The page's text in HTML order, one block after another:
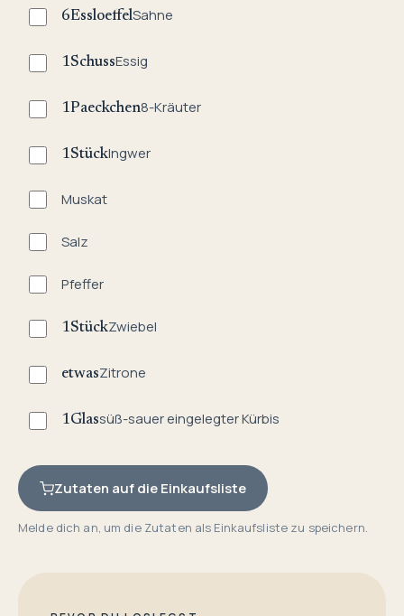
6EssloeffelSahne
1SchussEssig
1Paeckchen8-Kräuter
1StückIngwer
Muskat
Salz
Pfeffer
1StückZwiebel
etwasZitrone
1Glassüß-sauer eingelegter Kürbis
Zutaten auf die Einkaufsliste
Melde dich an, um die Zutaten als Einkaufsliste zu speichern.